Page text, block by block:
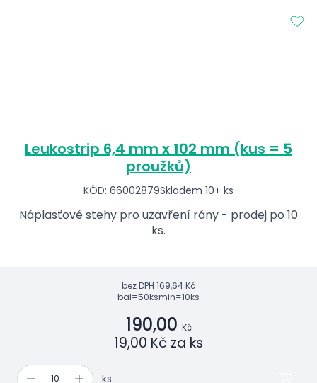
Leukostrip 6,4 mm x 102 mm (kus = 5
proužků)
KÓD: 66002879Skladem 10+ ks
Náplasťové stehy pro uzavření rány - prodej po 10
ks.
bez DPH 169,64 Kč
bal=50ksmin=10ks
190,00 Kč
19,00 Kč za ks
ks